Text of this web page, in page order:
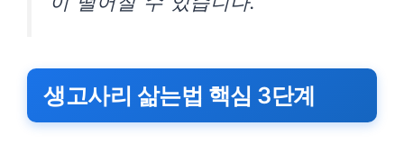
생고사리 삶는법 핵심 3단계